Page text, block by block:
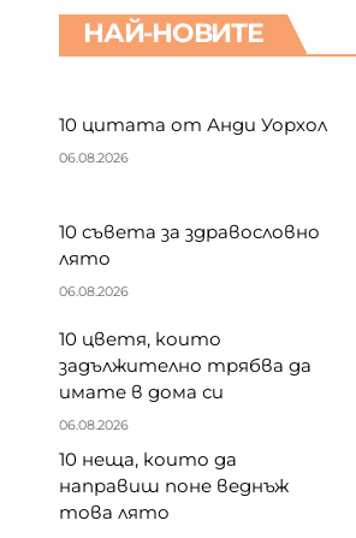
НАЙ-НОВИТЕ
10 цитата от Анди Уорхол
06.08.2026
10 съвета за здравословно
лято
06.08.2026
10 цветя, които
задължително трябва да
имате в дома си
06.08.2026
10 неща, които да
направиш поне веднъж
това лято